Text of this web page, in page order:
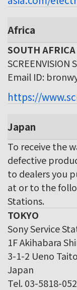
Africa
SOUTH AFRICA
SCREENVISION
Email ID:
https://
Japan
To receive the
defective
to dealers you
at or to the
Stations.
TOKYO
Sony Service
1F Akihabara
3-1-2 Ueno
Japan
Tel. 03-5818-